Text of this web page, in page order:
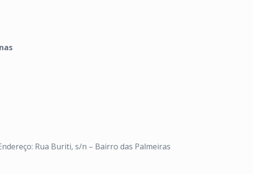
Rua Buriti, s/n – Bairro das Palmeiras